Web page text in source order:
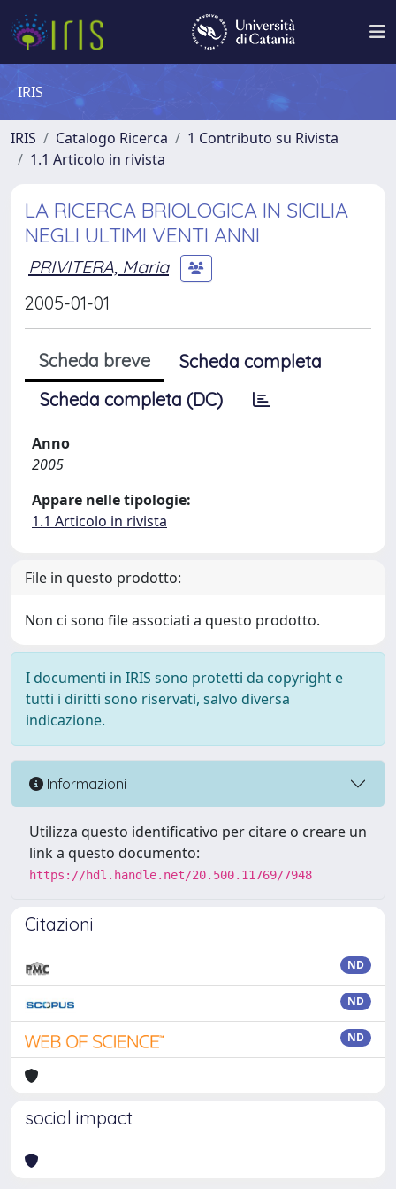
IRIS
IRIS Catalogo Ricerca
1 Contributo su Rivista
1.1 Articolo in rivista
LA RICERCA BRIOLOGICA IN SICILIA
NEGLI ULTIMI VENTI ANNI
PRIVITERA, Maria
2005-01-01
Scheda breve
Scheda completa
Scheda completa (DC)
Anno
2005
Appare nelle tipologie:
1.1 Articolo in rivista
File in questo prodotto:
Non ci sono file associati a questo prodotto.
I documenti in IRIS sono protetti da copyright e
tutti i diritti sono riservati, salvo diversa
indicazione.
Informazioni
Utilizza questo identificativo per citare o creare un
link a questo documento:
https://hdl.handle.net/20.500.11769/7948
Citazioni
ND
ND
ND
social impact